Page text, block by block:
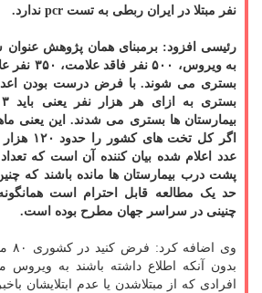
نفر مبتلا در ایران ربطی به تست pcr ندارد.
رئیسی افزود: برمبنای همان پژوهش عنوان
اگر کل
عدد اعلام شده بیان کننده آن است که تعداد
پشت درب بیمارستان ها مانده باشند که
حد یک مطالعه قابل احترام است
چنینی در سراسر جهان مطرح بوده است.
بدون آنکه اطلاع داشته باشند به ویروس
افرادی که از مبتلاشدن یا عدم ابتلایشان